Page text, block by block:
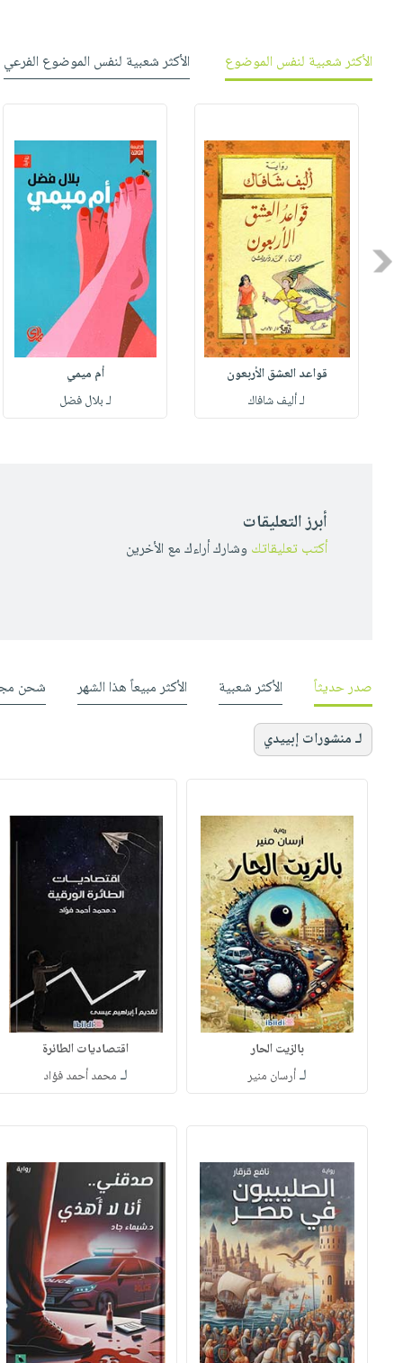
الأكثر شعبية لنفس الموضوع الأكثر شعبية لنفس الموضوع الفرعي
Previous
قواعد العشق الأربعون
لـ أليف شافاك
أم ميمي
لـ بلال فضل
أبرز التعليقات
أكتب تعليقاتك وشارك أراءك مع الأخرين
صدر حديثاً الأكثر شعبية الأكثر مبيعاً هذا الشهر شحن
لـ منشورات إبييدي
بالزيت الحار
لـأرسان منير
اقتصاديات الطائرة
لـ محمد أحمد فؤاد